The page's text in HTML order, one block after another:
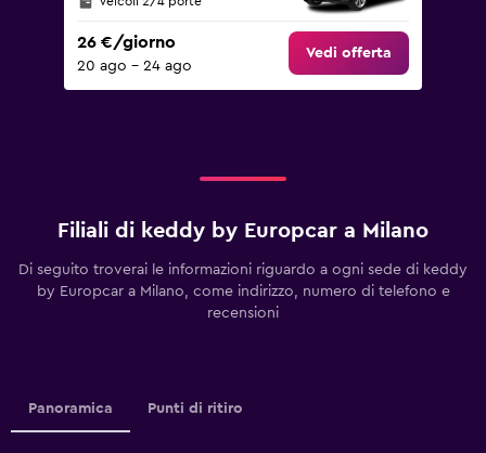
26 €/giorno
20 ago - 24 ago
Vedi offerta
Filiali di keddy by Europcar a Milano
Di seguito troverai le informazioni riguardo a ogni sede di keddy
by Europcar a Milano, come indirizzo, numero di telefono e
recensioni
Panoramica Punti di ritiro